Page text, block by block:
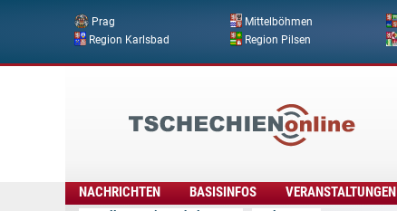
Prag Mittelböhmen
Region Karlsbad
Region Pilsen
Online
NACHRICHTEN BASISINFOS VERANSTALTUNGEN